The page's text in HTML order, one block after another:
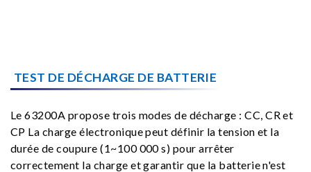
TEST DE DÉCHARGE DE BATTERIE
Le 63200A propose trois modes de décharge : CC, CR et
CP La charge électronique peut définir la tension et la
durée de coupure (1~100 000 s) pour arrêter
correctement la charge et garantir que la batterie n'est